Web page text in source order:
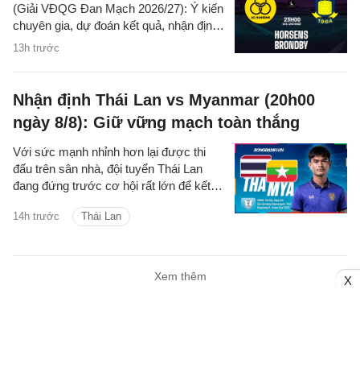
13h trước
(Giải VĐQG Đan Mạch 2026/27): Ý kiến
chuyên gia, dự đoán kết quả, nhận định
- phân tích trận đấu, thống kê chi tiết về
Nhận định Thái Lan vs Myanmar (20h00
ngày 8/8): Giữ vững mạch toàn thắng
14h trước Thái Lan
Với sức mạnh nhỉnh hơn lại được thi
đấu trên sân nhà, đội tuyển Thái Lan
đang đứng trước cơ hội rất lớn để kết
trận toàn thắng.
Xem thêm X